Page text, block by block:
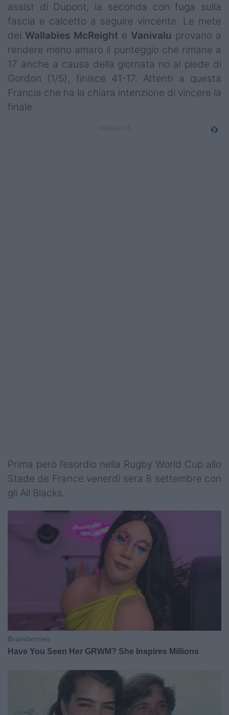
assist di Dupont, la seconda con fuga sulla
fascia e calcetto a seguire vincente. Le mete
dei Wallabies McReight e Vanivalu provano a
rendere meno amaro il punteggio che rimane a
17 anche a causa della giornata no al piede di
Gordon (1/5), finisce 41-17. Attenti a questa
Francia che ha la chiara intenzione di vincere la
finale.
Prima però l’esordio nella Rugby World Cup allo
Stade de France venerdì sera 8 settembre con
gli All Blacks.